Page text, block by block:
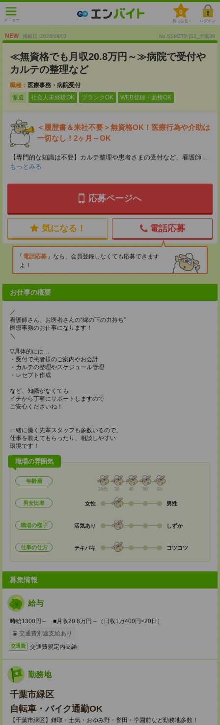
メニュー
0
気になる！ ログイン
NEW 掲載日 :2026/08/03 No.SSMZT医IS2_千葉39
≪無資格でも月収20.8万円～≫病院で受付や
カルテの整理など
職種： 医療事務・病院受付
派遣
社会人未経験OK ブランクOK WEB登録・面接OK
＜履歴書＆来社不要＞無資格OK！医療行為や介助は
一切なし！2ヶ月～OK
【専門的な知識は不要】カルテ整理や患者さまの受付など、看護師 ...
もっとみる
応募ページへ
気になる！ 電話応募
電話応募
なら、会員登録しなくても応募できます
よ！
お仕事の概要
／
看護師さん、お医者さんの“縁の下の力持ち”
医療事務のお仕事になります！
＼
▽具体的には…
・受付で患者様のご案内やお会計
・カルテの整理やスケジュール管理
・レセプト作成
など、知識がなくても
イチから丁寧にサポートしますので
ご安心くださいね！
一緒に働く先輩スタッフも多数いるので、
仕事を教えてもらったり、相談しやすい
環境です！
職場の雰囲気
年齢層
20代 30 40 50 60
男女比率 女性 男性
職場の様子 活気あり しずか
仕事の仕方 テキパキ コツコツ
募集情報
給与
時給1300円～ ■月収20.8万円～（日収1万400円×20日）
交通費別途支給あり
交通費 交通費規定内支給
勤務地
千葉市緑区
自転車・バイク通勤OK
【千葉市緑区】鎌取・土気・おゆみ野・誉田・学園前など勤務地多数！